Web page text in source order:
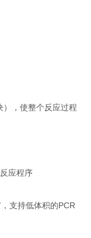
，使整个反应过程
应程序
支持低体积的PCR